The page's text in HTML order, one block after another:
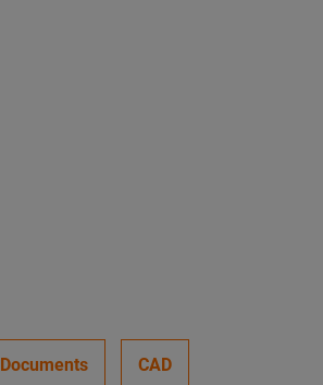
Documents CAD